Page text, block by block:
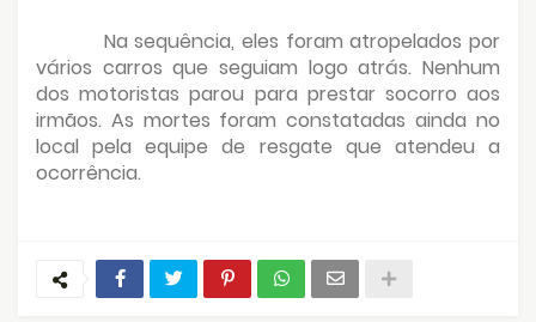
Na sequência, eles foram atropelados por
vários carros que seguiam logo atrás. Nenhum
dos motoristas parou para prestar socorro aos
irmãos. As mortes foram constatadas ainda no
local pela equipe de resgate que atendeu a
ocorrência.